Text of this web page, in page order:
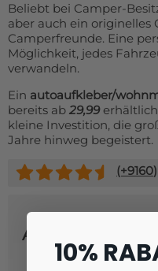
Beliebt bei Camper-
aber auch ein originelles
Camperfreunde. Eine
Möglichkeit, jedes
verwandeln.
Ein autoaufkleber/
bereits ab 29,99
kleine Investition, die
Jahre hinweg begeistert.
(+9160)
Abonnieren
und erhalten
10%